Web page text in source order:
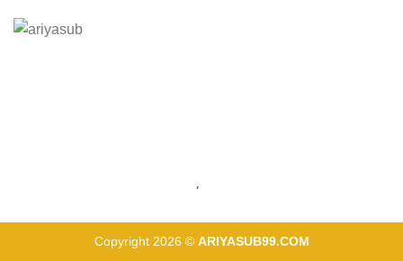
,
Copyright 2026 © ARIYASUB99.COM